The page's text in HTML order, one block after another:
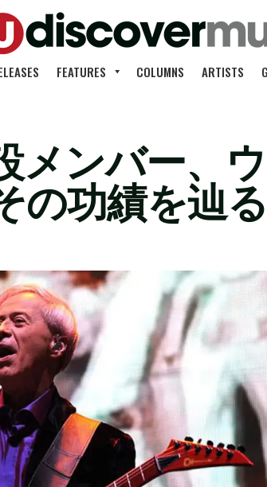
FEATURES COLUMNS ARTISTS
メンバー、
の功績を辿る